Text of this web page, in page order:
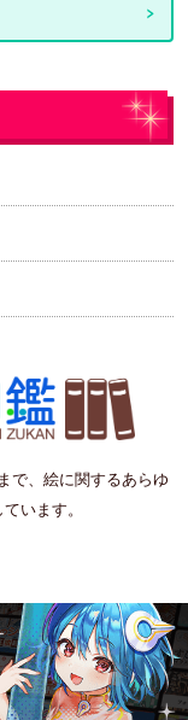
で、絵に関するあらゆ
います。